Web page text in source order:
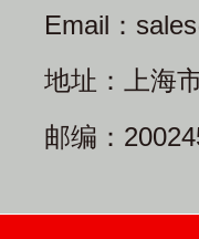
Email：
地址：上海
邮编：